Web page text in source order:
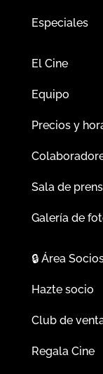
Especiales
El Cine
Equipo
Precios y
Sala de
Galería de
🔒Área
Hazte socio
Club de
Regala Cine